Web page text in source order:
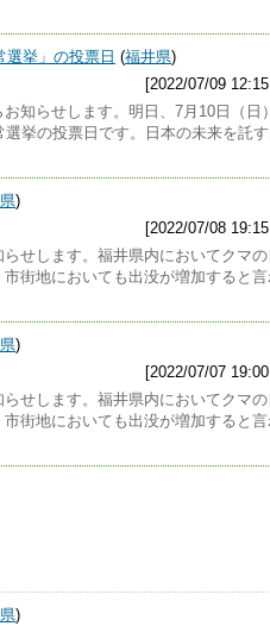
挙」の投票日 (福井県)
[2022/07/09
知らせします。明日、7月10日（日
挙の投票日です。日本の未来を託
)
[2022/07/08
せします。福井県内においてクマ
街地においても出没が増加すると
)
[2022/07/07
せします。福井県内においてクマ
街地においても出没が増加すると
)